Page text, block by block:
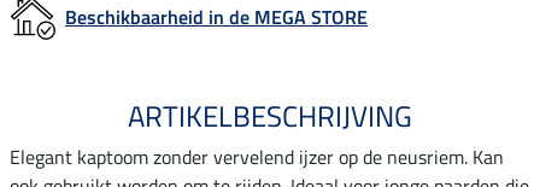
Beschikbaarheid in de MEGA STORE
ARTIKELBESCHRIJVING
Elegant kaptoom zonder vervelend ijzer op de neusriem. Kan